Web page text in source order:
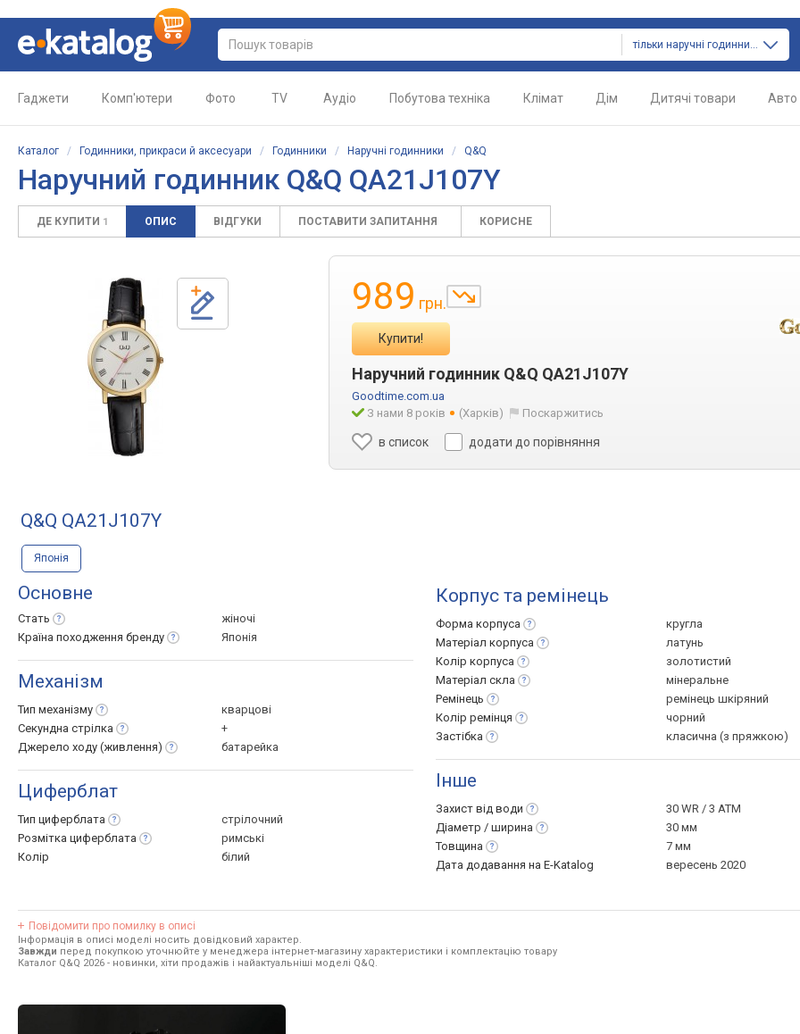
тільки наручні годинники
Гаджети Комп'ютери Фото TV Аудіо Побутова техніка Клімат Дім Дитячі товари Авто
Каталог / Годинники, прикраси й аксесуари / Годинники / Наручні годинники / Q&Q
Наручний годинник Q&Q QA21J107Y
ДЕ КУПИТИ 1 ОПИС ВІДГУКИ ПОСТАВИТИ ЗАПИТАННЯ КОРИСНЕ
989 грн.
Купити!
Наручний годинник Q&Q QA21J107Y
Goodtime.com.ua
З нами 8 років
(Харків) Поскаржитись
в список додати до порівняння
Q&Q QA21J107Y
Японія
Основне
Стать
жіночі
Країна походження бренду Японія
Механізм
Тип механізму
кварцові
Секундна стрілка
+
Джерело ходу (живлення) батарейка
Циферблат
Тип циферблата
стрілочний
Розмітка циферблата
римські
Колір
білий
Корпус та ремінець
Форма корпуса
кругла
Матеріал корпуса
латунь
Колір корпуса
золотистий
Матеріал скла
мінеральне
Ремінець
ремінець шкіряний
Колір ремінця
чорний
Застібка
класична (з пряжкою)
Інше
Захист від води
30 WR / 3 ATM
Діаметр / ширина
30 мм
Товщина
7 мм
Дата додавання на E-Katalog
вересень 2020
Повідомити про помилку в описі
Інформація в описі моделі носить довідковий характер.
Завжди перед покупкою уточнюйте у менеджера інтернет-магазину характеристики і комплектацію товару
Каталог Q&Q 2026 - новинки, хіти продажів і найактуальніші моделі Q&Q.